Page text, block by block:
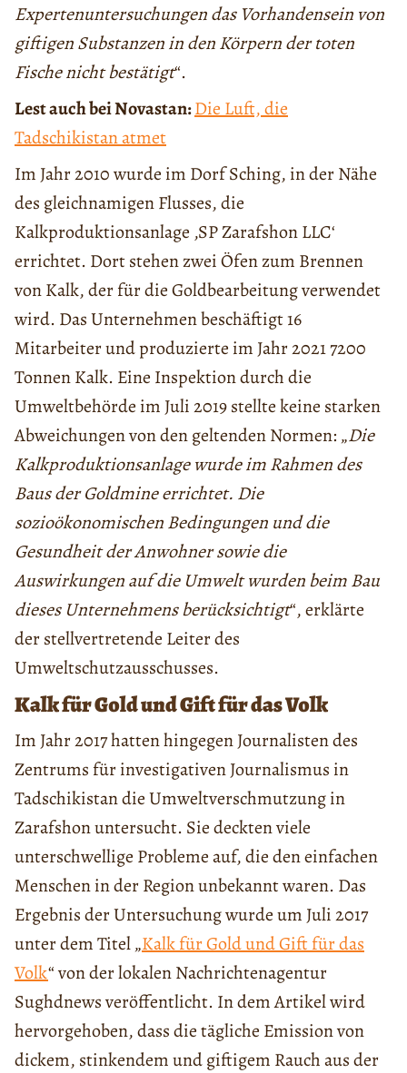
Expertenuntersuchungen das Vorhandensein von
giftigen Substanzen in den Körpern der toten
Fische nicht bestätigt“.
Lest auch bei Novastan:Die Luft, die
Tadschikistan atmet
Im Jahr 2010 wurde im Dorf Sching, in der Nähe
des gleichnamigen Flusses, die
Kalkproduktionsanlage ‚SP Zarafshon LLC‘
errichtet. Dort stehen zwei Öfen zum Brennen
von Kalk, der für die Goldbearbeitung verwendet
wird. Das Unternehmen beschäftigt 16
Mitarbeiter und produzierte im Jahr 2021 7200
Tonnen Kalk. Eine Inspektion durch die
Umweltbehörde im Juli 2019 stellte keine starken
Abweichungen von den geltenden Normen: „Die
Kalkproduktionsanlage wurde im Rahmen des
Baus der Goldmine errichtet. Die
sozioökonomischen Bedingungen und die
Gesundheit der Anwohner sowie die
Auswirkungen auf die Umwelt wurden beim Bau
dieses Unternehmens berücksichtigt“, erklärte
der stellvertretende Leiter des
Umweltschutzausschusses.
Kalk für Gold und Gift für das Volk
Im Jahr 2017 hatten hingegen Journalisten des
Zentrums für investigativen Journalismus in
Tadschikistan die Umweltverschmutzung in
Zarafshon untersucht. Sie deckten viele
unterschwellige Probleme auf, die den einfachen
Menschen in der Region unbekannt waren. Das
Ergebnis der Untersuchung wurde um Juli 2017
unter dem Titel „Kalk für Gold und Gift für das
Volk“ von der lokalen Nachrichtenagentur
Sughdnews veröffentlicht. In dem Artikel wird
hervorgehoben, dass die tägliche Emission von
dickem, stinkendem und giftigem Rauch aus der